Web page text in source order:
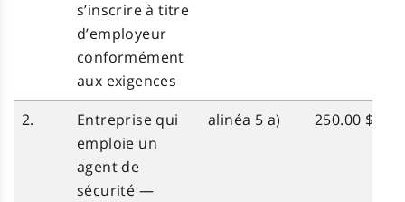
s’inscrire à titre
d’employeur
conformément
aux exigences
2.
Entreprise qui
emploie un
agent de
sécurité —
alinéa 5 a) 250.00 $